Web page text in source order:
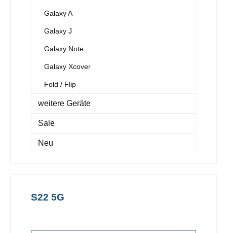
Galaxy A
Galaxy J
Galaxy Note
Galaxy Xcover
Fold / Flip
weitere Geräte
Sale
Neu
S22 5G